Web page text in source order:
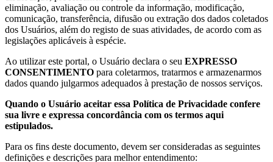
eliminação, avaliação ou controle da informação, modificação,
comunicação, transferência, difusão ou extração dos dados coletados
dos Usuários, além do registo de suas atividades, de acordo com as
legislações aplicáveis à espécie.
Ao utilizar este portal, o Usuário declara o seu EXPRESSO
CONSENTIMENTO para coletarmos, tratarmos e armazenarmos
dados quando julgarmos adequados à prestação de nossos serviços.
Quando o Usuário aceitar essa Política de Privacidade confere
sua livre e expressa concordância com os termos aqui
estipulados.
Para os fins deste documento, devem ser consideradas as seguintes
definições e descrições para melhor entendimento: